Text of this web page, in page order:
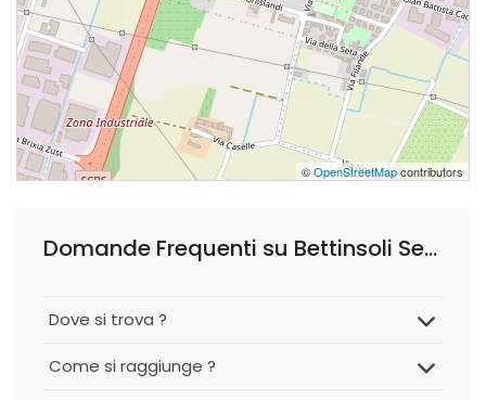
©OpenStreetMapcontributors
Domande Frequenti su Bettinsoli Serramenti
Dove si trova ?
Come si raggiunge ?